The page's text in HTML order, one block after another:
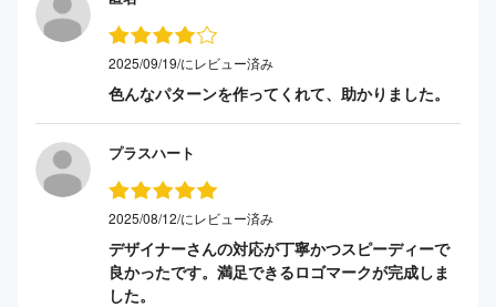
2025/09/19/にレビュー済み
色んなパターンを作ってくれて、助かりました。
プラスハート
2025/08/12/にレビュー済み
デザイナーさんの対応が丁寧かつスピーディーで
良かったです。満足できるロゴマークが完成しま
した。